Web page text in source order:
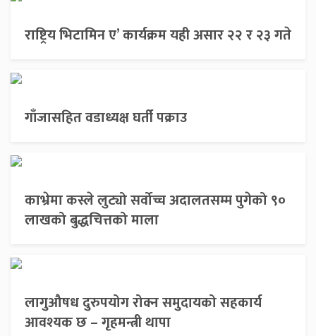
राष्ट्रिय भिटामिन ए’ कार्यक्रम यही असार २२ र २३ गते
गाँजासहित वडाध्यक्ष घर्ती पक्राउ
काभ्रेमा कस्ले लुट्यो सर्वोच्च अदालतसम्म पुगेको ९०
लाखको बुद्धचित्तको माला
लागुऔषध दुरुपयोग रोक्न समुदायको सहकार्य
आवश्यक छ – गृहमन्त्री थापा